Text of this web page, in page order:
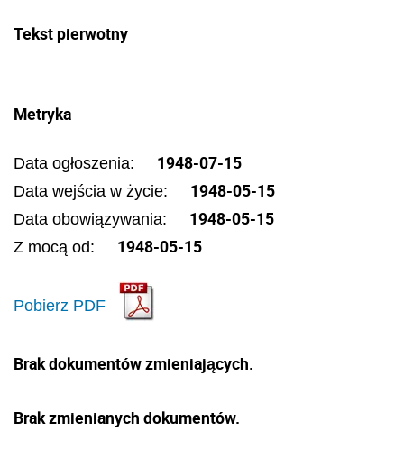
Tekst pierwotny
Metryka
Data ogłoszenia: 1948-07-15
Data wejścia w życie: 1948-05-15
Data obowiązywania: 1948-05-15
Z mocą od: 1948-05-15
Pobierz PDF
Brak dokumentów zmieniających.
Brak zmienianych dokumentów.